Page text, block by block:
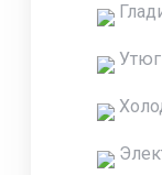
Утюг